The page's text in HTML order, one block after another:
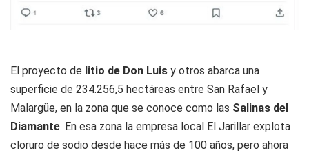
El proyecto de litio de Don Luis y otros abarca una
superficie de 234.256,5 hectáreas entre San Rafael y
Malargüe, en la zona que se conoce como las Salinas del
Diamante. En esa zona la empresa local El Jarillar explota
cloruro de sodio desde hace más de 100 años, pero ahora